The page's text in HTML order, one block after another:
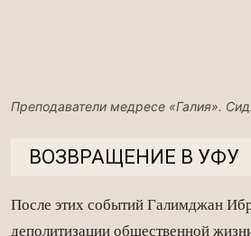
Преподаватели медресе «Галия».
​ВОЗВРАЩЕНИЕ В УФУ
После этих событий Галимджан
деполитизации общественной